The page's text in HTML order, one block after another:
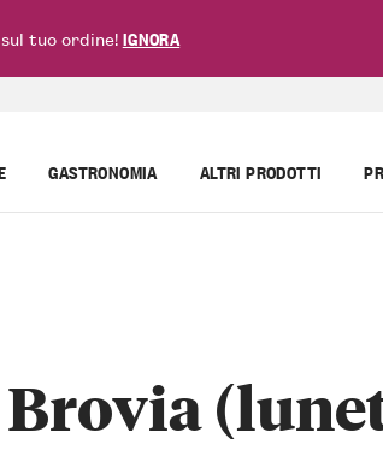
GASTRONOMIA ALTRI PRODOTTI
Brovia
tuo ordine!IGNORA